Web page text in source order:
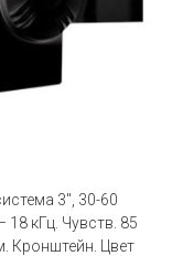
3'', 30-60
кГц. Чувств. 85
Кронштейн. Цвет